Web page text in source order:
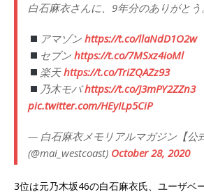
白石麻衣さんに、9年分のありがとう。
アマゾンhttps://t.co/llaNdD1O2w
セブンhttps://t.co/7MSxz4ioMl
楽天https://t.co/TriZQAZz93
乃木モバhttps://t.co/J3mPY2ZZn3
pic.twitter.com/HEyILp5CiP
— 白石麻衣メモリアルマガジン【公
(@mai_westcoast) October 28, 2020
3位は元乃木坂46の白石麻衣氏、ユーザベ